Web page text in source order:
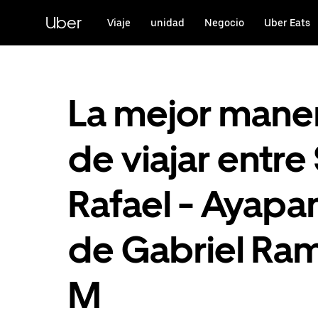
contenido
principal
Uber Viaje unidad Negocio Uber Eats
La mejor
de viajar entre
Rafael -
de Gabriel
M